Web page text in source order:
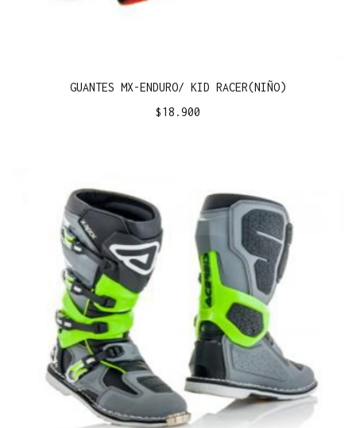
GUANTES MX-ENDURO/ KID RACER(NIÑO)
$18.900